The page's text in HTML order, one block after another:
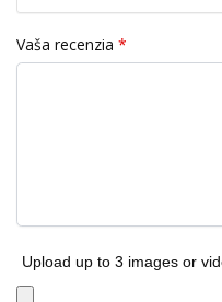
Vaša recenzia *
Upload up to 3 images or